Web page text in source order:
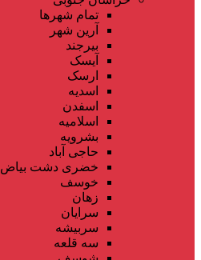
تمام شهر‌ها
آرین شهر
بیرجند
آیسک
ارسک
اسدیه
اسفدن
اسلامیه
بشرویه
حاجی آباد
خضری دشت بیاض
خوسف
زهان
سرایان
سربیشه
سه قلعه